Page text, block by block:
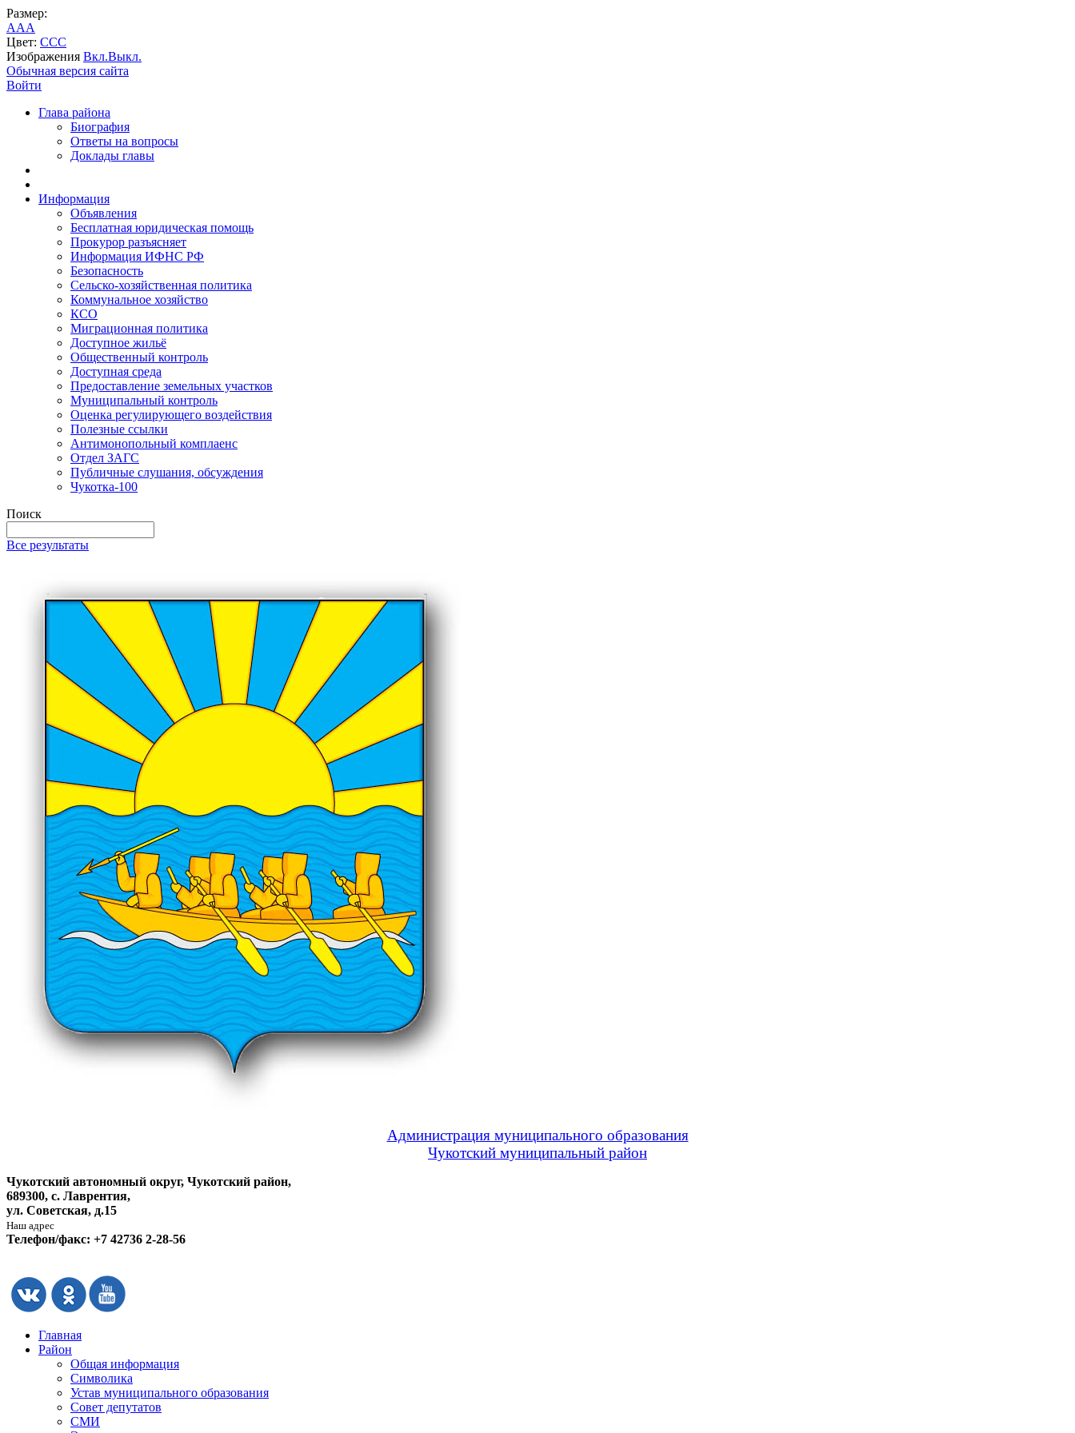
Размер:
AAA
Цвет: CCC
Изображения Вкл.Выкл.
Обычная версия сайта
Войти
Глава района
Биография
Ответы на вопросы
Доклады главы
Информация
Объявления
Бесплатная юридическая помощь
Прокурор разъясняет
Информация ИФНС РФ
Безопасность
Сельско-хозяйственная политика
Коммунальное хозяйство
КСО
Миграционная политика
Доступное жильё
Общественный контроль
Доступная среда
Предоставление земельных участков
Муниципальный контроль
Оценка регулирующего воздействия
Полезные ссылки
Антимонопольный комплаенс
Отдел ЗАГС
Публичные слушания, обсуждения
Чукотка-100
Поиск
Все результаты
Администрация муниципального образования
Чукотский муниципальный район
Чукотский автономный округ, Чукотский район,
689300, с. Лаврентия,
ул. Советская, д.15
Наш адрес
Телефон/факс: +7 42736 2-28-56
Главная
Район
Общая информация
Символика
Устав муниципального образования
Совет депутатов
СМИ